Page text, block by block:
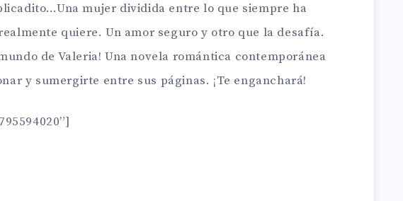
mujer dividida entre lo que siempre ha
quiere. Un amor seguro y otro que la desafía.
de Valeria! Una novela romántica contemporánea
y sumergirte entre sus páginas. ¡Te enganchará!